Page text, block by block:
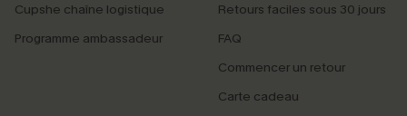
Cupshe chaîne logistique
Programme ambassadeur
Retours faciles sous 30 jours
FAQ
Commencer un retour
Carte cadeau